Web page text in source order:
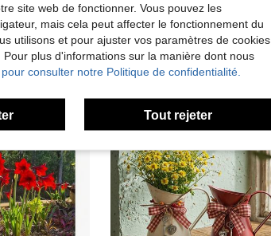
site web de fonctionner. Vous pouvez les
mais cela peut affecter le fonctionnement du
utilisons et pour ajuster vos paramètres de cookies
plus d'informations sur la manière dont nous
consulter notre Politique de confidentialité.
Tout rejeter